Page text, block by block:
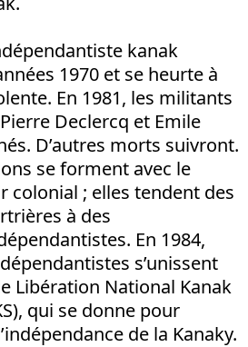
kanak
1970 et se heurte à
En 1981, les militants
Declercq et Emile
D’autres morts suivront.
se forment avec le
colonial ; elles tendent des
à des
En 1984,
s’unissent
Libération National Kanak
qui se donne pour
de la Kanaky.